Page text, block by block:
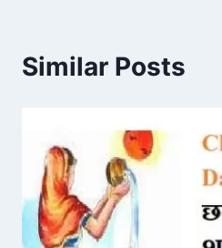
Similar Posts